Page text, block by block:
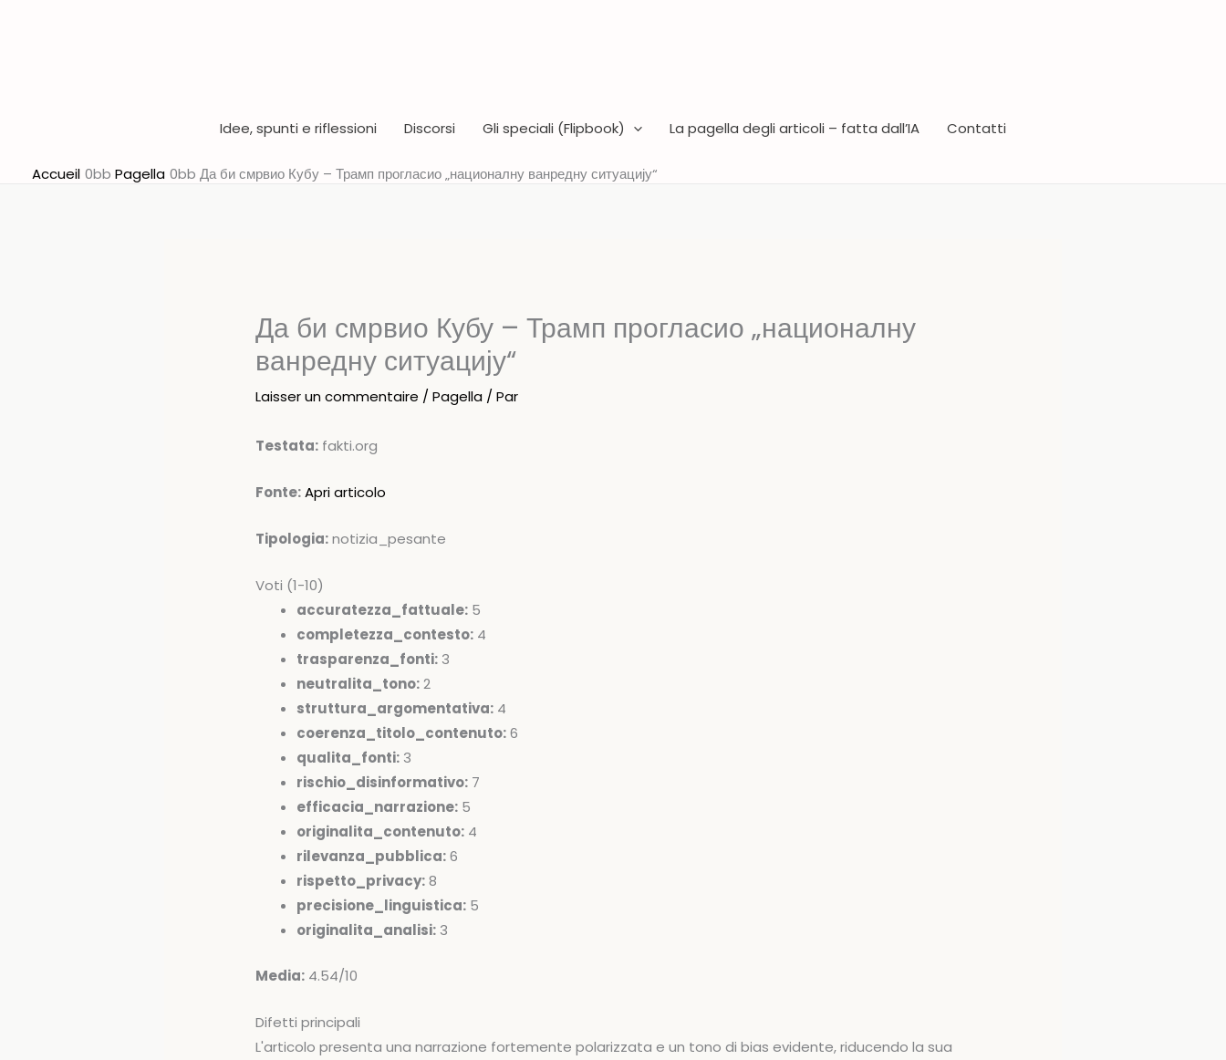
Idee, spunti e riflessioni Discorsi Gli speciali (Flipbook) La pagella degli articoli – fatta dall’IA Contatti
Accueil Pagella Да би смрвио Кубу – Трамп прогласио „националну ванредну ситуацију“
Да би смрвио Кубу – Трамп прогласио „националну
ванредну ситуацију“
Laisser un commentaire /Pagella / Par
Testata: fakti.org
Fonte:Apri articolo
Tipologia:notizia_pesante
Voti (1-10)
accuratezza_fattuale: 5
completezza_contesto: 4
trasparenza_fonti: 3
neutralita_tono:2
struttura_argomentativa: 4
coerenza_titolo_contenuto:6
qualita_fonti: 3
rischio_disinformativo: 7
efficacia_narrazione: 5
originalita_contenuto: 4
rilevanza_pubblica:6
rispetto_privacy:8
precisione_linguistica: 5
originalita_analisi: 3
Media: 4.54/10
Difetti principali
L'articolo presenta una narrazione fortemente polarizzata e un tono di bias evidente, riducendo la sua